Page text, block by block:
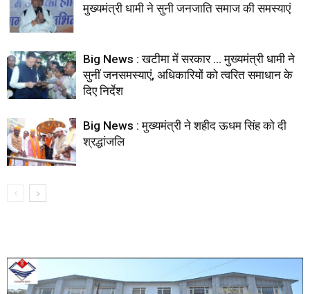
मुख्यमंत्री धामी ने सुनी जनजाति समाज की समस्याएं
Big News : खटीमा में सरकार … मुख्यमंत्री धामी ने
सुनीं जनसमस्याएं, अधिकारियों को त्वरित समाधान के
दिए निर्देश
Big News : मुख्यमंत्री ने शहीद ऊधम सिंह को दी
श्रद्धांजलि